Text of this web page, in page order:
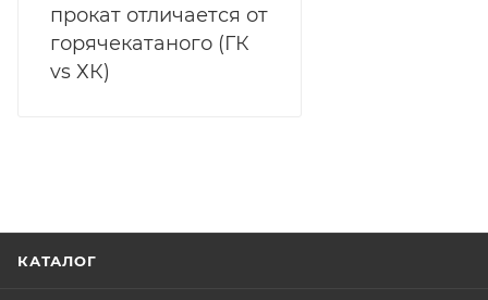
прокат отличается от
горячекатаного (ГК
vs ХК)
КАТАЛОГ